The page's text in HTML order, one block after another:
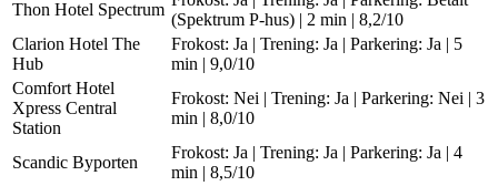
Thon Hotel Spectrum
(Spektrum P-hus) | 2 min | 8,2/10
Clarion Hotel The
Hub
Frokost: Ja | Trening: Ja | Parkering: Ja | 5
min | 9,0/10
Comfort Hotel
Xpress Central
Station
Frokost: Nei | Trening: Ja | Parkering: Nei | 3
min | 8,0/10
Scandic Byporten
Frokost: Ja | Trening: Ja | Parkering: Ja | 4
min | 8,5/10